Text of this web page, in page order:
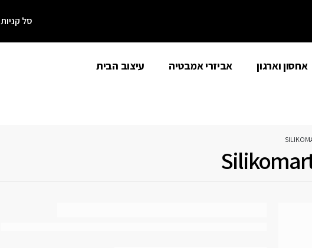
סל קניות
אחסון וארגון אביזרי אמבטיה עיצוב הבית